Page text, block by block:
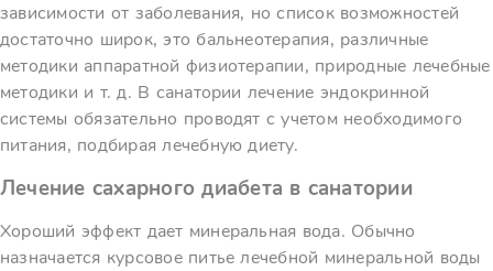
зависимости от заболевания, но список возможностей
достаточно широк, это бальнеотерапия, различные
методики аппаратной физиотерапии, природные лечебные
методики и т. д. В санатории лечение эндокринной
системы обязательно проводят с учетом необходимого
питания, подбирая лечебную диету.
Лечение сахарного диабета в санатории
Хороший эффект дает минеральная вода. Обычно
назначается курсовое питье лечебной минеральной воды